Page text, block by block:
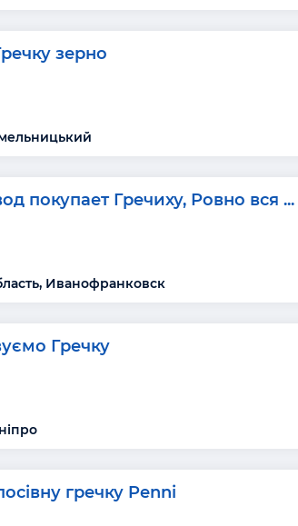
зерно
покупает Гречиху, Ровно вся ...
Иванофранковск
Гречку
гречку Penni